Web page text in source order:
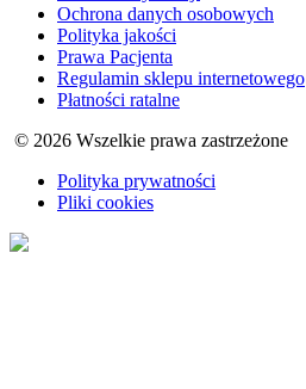
Ochrona danych osobowych
Polityka jakości
Prawa Pacjenta
Regulamin sklepu internetowego
Płatności ratalne
© 2026 Wszelkie prawa zastrzeżone
Polityka prywatności
Pliki cookies